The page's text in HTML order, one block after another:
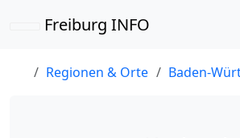
Freiburg INFO
Regionen & Orte Baden-